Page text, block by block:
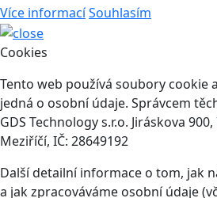
Více informacíSouhlasím
Cookies
Tento web používá soubory cookie
jedná o osobní údaje. Správcem
GDS Technology s.r.o. Jiráskova
Meziříčí, IČ: 28649192
Další detailní informace o tom, jak
a jak zpracováváme osobní údaje